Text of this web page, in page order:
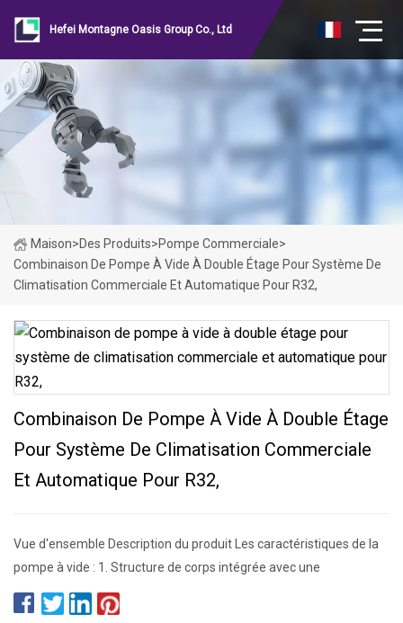
Hefei Montagne Oasis Group Co., Ltd
Maison>Des Produits>Pompe Commerciale>
Combinaison De Pompe À Vide À Double Étage Pour Système De
Climatisation Commerciale Et Automatique Pour R32,
Combinaison De Pompe À Vide À Double Étage
Pour Système De Climatisation Commerciale
Et Automatique Pour R32,
Vue d'ensemble Description du produit Les caractéristiques de la
pompe à vide : 1. Structure de corps intégrée avec une